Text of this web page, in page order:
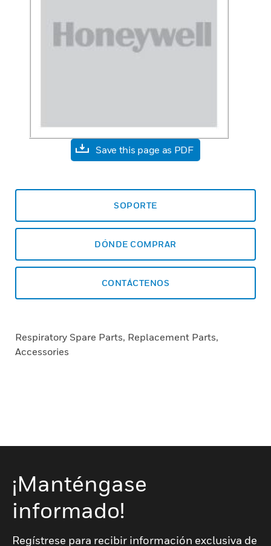
Save this page as PDF
SOPORTE
DÓNDE COMPRAR
CONTÁCTENOS
Respiratory Spare Parts, Replacement Parts,
Accessories
¡Manténgase
informado!
Regístrese para recibir información exclusiva de